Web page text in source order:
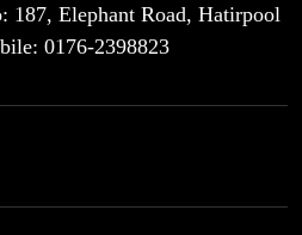
187, Elephant Road, Hatirpool
0176-2398823